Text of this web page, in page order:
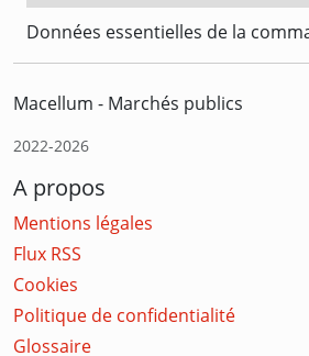
Données essentielles de la
Macellum - Marchés publics
2022-2026
A propos
Mentions légales
Flux RSS
Cookies
Politique de confidentialité
Glossaire